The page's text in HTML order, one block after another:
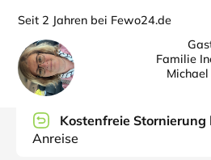
Seit 2 Jahren bei Fewo24.de
Familie
Kostenfreie Stornierung
Anreise